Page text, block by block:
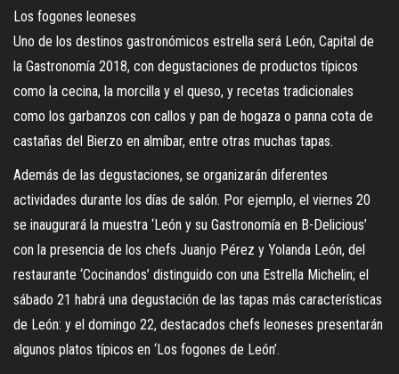
Los fogones leoneses
Uno de los destinos gastronómicos estrella será León, Capital de
la Gastronomía 2018, con degustaciones de productos típicos
como la cecina, la morcilla y el queso, y recetas tradicionales
como los garbanzos con callos y pan de hogaza o panna cota de
castañas del Bierzo en almíbar, entre otras muchas tapas.
Además de las degustaciones, se organizarán diferentes
actividades durante los días de salón. Por ejemplo, el viernes 20
se inaugurará la muestra ‘León y su Gastronomía en B-Delicious’
con la presencia de los chefs Juanjo Pérez y Yolanda León, del
restaurante ‘Cocinandos’ distinguido con una Estrella Michelin; el
sábado 21 habrá una degustación de las tapas más características
de León: y el domingo 22, destacados chefs leoneses presentarán
algunos platos típicos en ‘Los fogones de León’.